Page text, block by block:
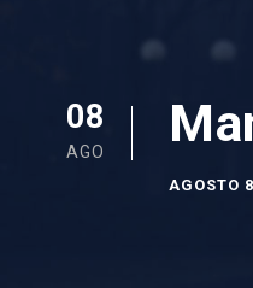
08
AGO
AGOSTO